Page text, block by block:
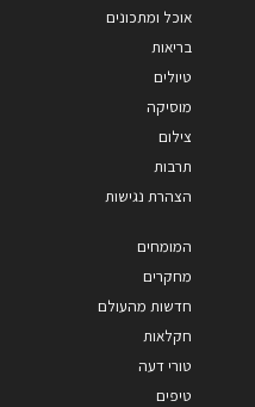
אוכל ומתכונים
בריאות
טיולים
מוסיקה
צילום
תרבות
הצהרת נגישות
המומחים
מחקרים
חדשות מהעולם
חקלאות
טורי דעה
טיפים